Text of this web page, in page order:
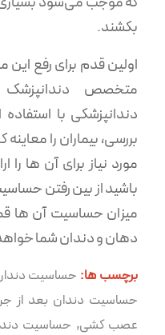
بکشند.
اولین قدم برای رفع این
متخصص
دندانپزشکی با استفاده
بررسی، بیماران را
مورد نیاز برای آن ها را
باشید از بین رفتن
میزان حساسیت آن ها
دهان و دندان شما
برچسب ها: حساسیت
حساسیت دندان بعد از
عصب کشی, حساسیت